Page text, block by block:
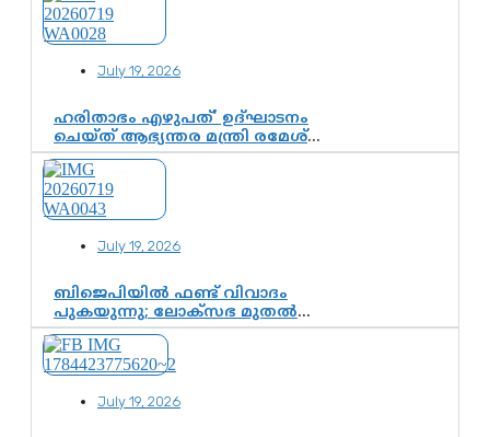
നാടുനീങ്ങൽ ദിനം ഇന്ന്
July 19, 2026
ഹരിതാഭം എഴുപത്’ ഉദ്ഘാടനം
ചെയ്ത് ആഭ്യന്തര മന്ത്രി രമേശ്
ചെന്നിത്തല; ആർ.
ഹരികുമാറിന്റെ സപ്തതി
ആഘോഷങ്ങൾക്ക് പ്രൗഢമായ
തുടക്കം
July 19, 2026
ബിജെപിയിൽ ഫണ്ട് വിവാദം
പുകയുന്നു; ലോക്സഭ മുതൽ
നിയമസഭ വരെ 140
മണ്ഡലങ്ങളിലെ ഫണ്ട്
വിനിയോഗം പരിശോധിക്കുമോ?
ആർഎസ്എസിനും കേരള
July 19, 2026